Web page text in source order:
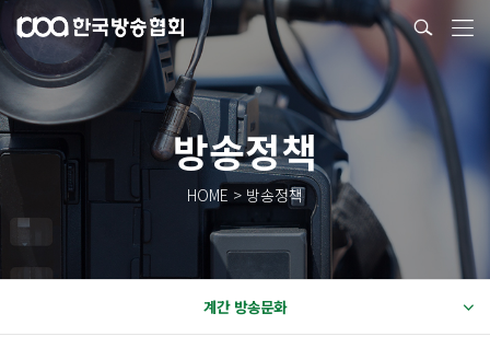
방송정책
HOME > 방송정책
계간 방송문화